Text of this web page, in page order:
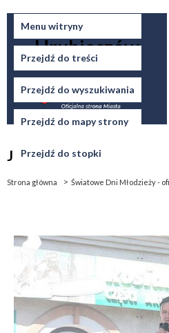
Menu witryny
Przejdź do treści
Przejdź do wyszukiwania
Przejdź do mapy strony
Przejdź do stopki
Miasto
Hrubieszów
Jesteś tutaj
Strona główna Światowe Dni Młodzieży -